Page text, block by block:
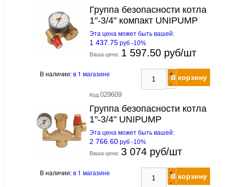
Группа безопасности котла
1"-3/4" компакт UNIPUMP
Эта цена может быть вашей:
1 437.75 руб -10%
Ваша цена: 1 597.50 руб/шт
В наличии:в 1 магазине
+
-
В корзину
Код 029609
Группа безопасности котла
1"-3/4" UNIPUMP
Эта цена может быть вашей:
2 766.60 руб -10%
Ваша цена: 3 074 руб/шт
В наличии:в 1 магазине
+
-
В корзину